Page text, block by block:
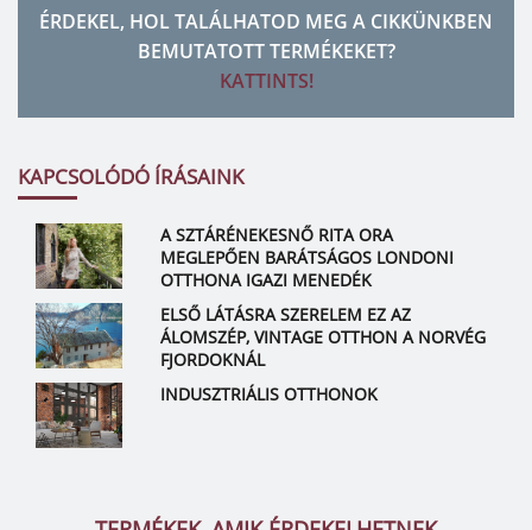
ÉRDEKEL, HOL TALÁLHATOD MEG A CIKKÜNKBEN
BEMUTATOTT TERMÉKEKET?
KATTINTS!
KAPCSOLÓDÓ ÍRÁSAINK
A SZTÁRÉNEKESNŐ RITA ORA
MEGLEPŐEN BARÁTSÁGOS LONDONI
OTTHONA IGAZI MENEDÉK
ELSŐ LÁTÁSRA SZERELEM EZ AZ
ÁLOMSZÉP, VINTAGE OTTHON A NORVÉG
FJORDOKNÁL
INDUSZTRIÁLIS OTTHONOK